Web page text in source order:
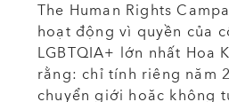
The Human Rights
hoạt động vì quyền của
LGBTQIA+ lớn nhất Hoa
rằng: chỉ tính riêng năm
chuyển giới hoặc không